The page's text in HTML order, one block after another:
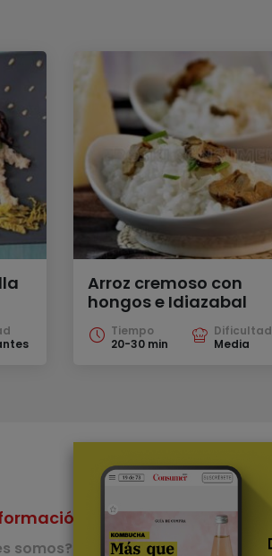
Arroz cremoso con
hongos e Idiazabal
Tiempo
20-30 min
Dificultad
Media
somos?
Nuestras Apps